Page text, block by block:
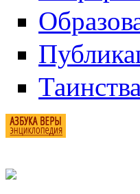
Таинства